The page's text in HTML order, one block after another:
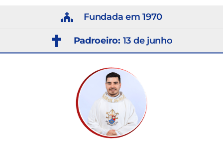
Fundada em 1970
Padroeiro: 13 de junho